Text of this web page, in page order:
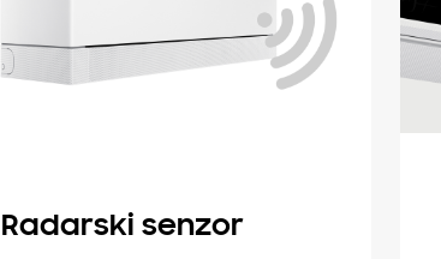
Radarski senzor